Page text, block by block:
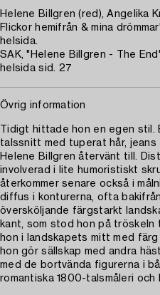
Helene Billgren (red), Angelika
Flickor hemifrån & mina
helsida.
SAK, "Helene Billgren - The
helsida sid. 27
Övrig information
Tidigt hittade hon en egen stil.
talssnitt med tuperat hår,
Helene Billgren återvänt till.
involverad i lite humoristiskt
återkommer senare också i
diffus i konturerna, ofta
översköljande färgstarkt
kant, som stod hon på
hon i landskapets mitt med
hon gör sällskap med andra
med de bortvända figurerna i
romantiska 1800-talsmåleri